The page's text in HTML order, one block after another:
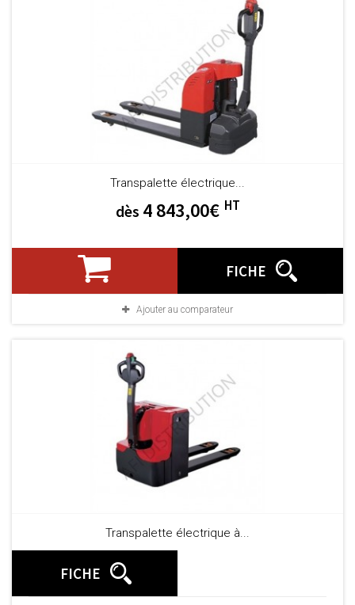
Transpalette électrique...
dès 4 843,00€ HT
FICHE
Ajouter au comparateur
Transpalette électrique à...
FICHE